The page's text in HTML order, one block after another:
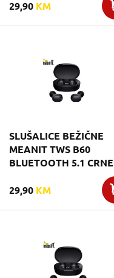
29,90 KM
SLUŠALICE BEŽIČNE
MEANIT TWS B60
BLUETOOTH 5.1 CRNE
29,90 KM